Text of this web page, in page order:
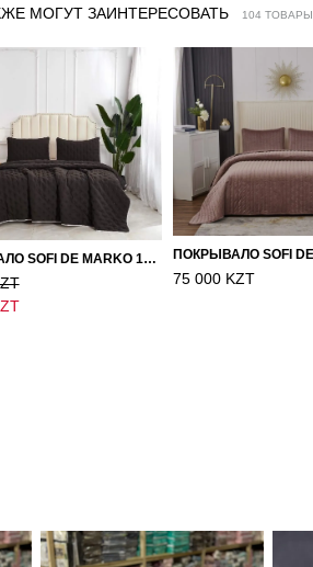
МОГУТ ЗАИНТЕРЕСОВАТЬ 104 ТОВАРЫ
ПОКРЫВАЛО SOFI DE MARKO 160×220 БРОУДИ ЧЕРНО-БЕЖЕВОЕ
75 000 KZT